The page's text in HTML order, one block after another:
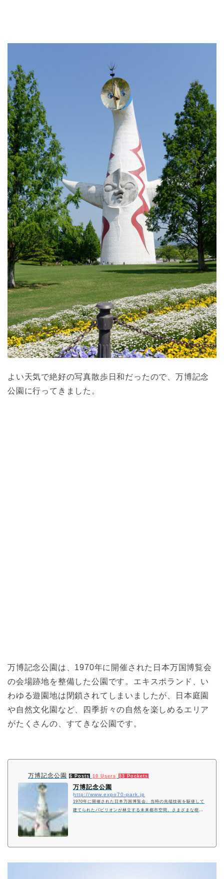
よい天気で絶好の写真散歩日和だったので、万博記念
公園に行ってきました。
万博記念公園は、1970年に開催された日本万国博覧会
の会場跡地を整備した公園です。エキスポランド、い
わゆる遊園地は閉鎖されてしまいましたが、日本庭園
や自然文化園など、四季折々の自然を楽しめるエリア
がたくさんの、すてきな公園です。
万博記念公園 6 Posts 10 Users 83 Pockets
万博記念公園
http://www.expo70-park.jp
1970年に開催された日本万国博覧会、当時の先端技術を駆使して
建てられたパビリオンが林立する未来都市空間。さまざまな樹木